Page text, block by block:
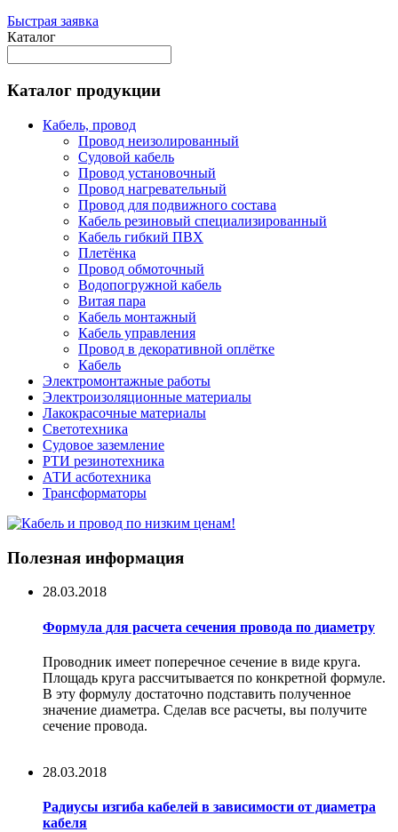
Быстрая заявка
Каталог
Каталог продукции
Кабель, провод
Провод неизолированный
Судовой кабель
Провод установочный
Провод нагревательный
Провод для подвижного состава
Кабель резиновый специализированный
Кабель гибкий ПВХ
Плетёнка
Провод обмоточный
Водопогружной кабель
Витая пара
Кабель монтажный
Кабель управления
Провод в декоративной оплётке
Кабель
Электромонтажные работы
Электроизоляционные материалы
Лакокрасочные материалы
Светотехника
Судовое заземление
РТИ резинотехника
АТИ асботехника
Трансформаторы
Полезная информация
28.03.2018
Формула для расчета сечения провода по диаметру
Проводник имеет поперечное сечение в виде круга.
Площадь круга рассчитывается по конкретной формуле.
В эту формулу достаточно подставить полученное
значение диаметра. Сделав все расчеты, вы получите
сечение провода.
28.03.2018
Радиусы изгиба кабелей в зависимости от диаметра
кабеля